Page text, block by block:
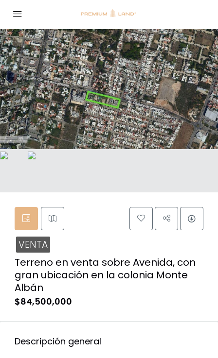
VENTA
Terreno en venta sobre Avenida, con
gran ubicación en la colonia Monte
Albán
$84,500,000
Descripción general